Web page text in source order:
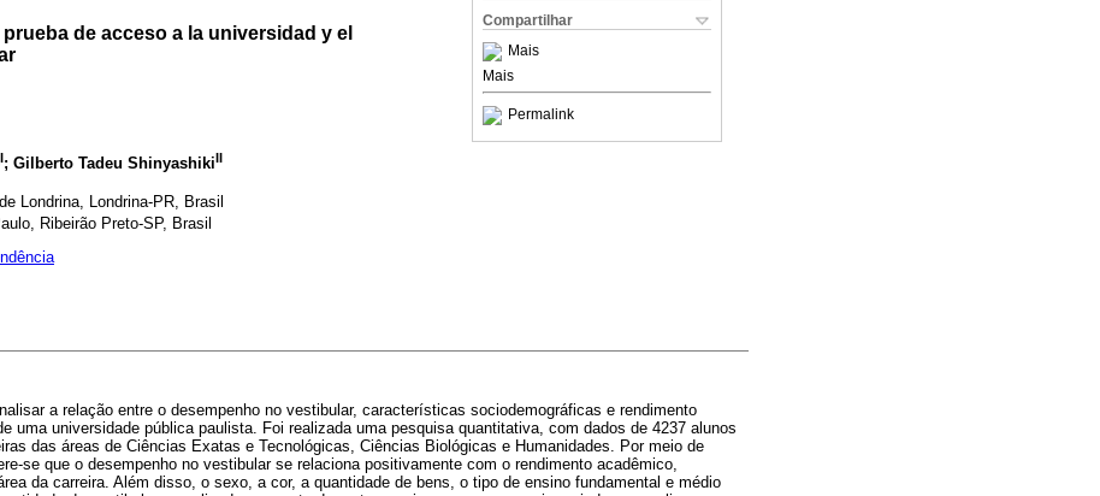
Compartilhar
Mais
Mais
Permalink
de acceso a la universidad y el
I; Gilberto Tadeu ShinyashikiII
Londrina, Londrina-PR, Brasil
Ribeirão Preto-SP, Brasil
a relação entre o desempenho no vestibular, características sociodemográficas e rendimento
uma universidade pública paulista. Foi realizada uma pesquisa quantitativa, com dados de 4237 alunos
das áreas de Ciências Exatas e Tecnológicas, Ciências Biológicas e Humanidades. Por meio de
se que o desempenho no vestibular se relaciona positivamente com o rendimento acadêmico,
da carreira. Além disso, o sexo, a cor, a quantidade de bens, o tipo de ensino fundamental e médio